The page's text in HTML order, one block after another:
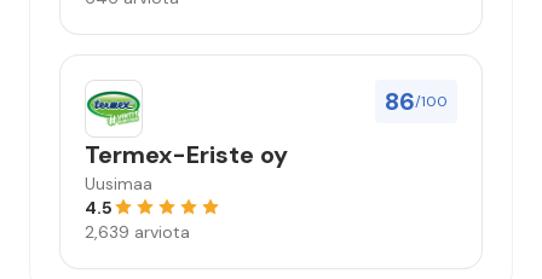
86/100
Termex-Eriste oy
Uusimaa
4.5
2,639 arviota